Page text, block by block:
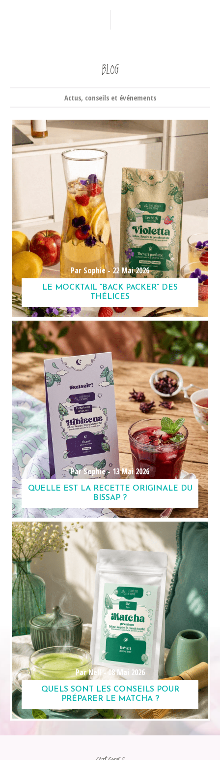
BLOG
Actus, conseils et événements
Par Sophie -22 Mai 2026
LE MOCKTAIL “BACK PACKER” DES
THÉLICES
Par Sophie -13 Mai 2026
QUELLE EST LA RECETTE ORIGINALE DU
BISSAP ?
Par Nell -08 Mai 2026
QUELS SONT LES CONSEILS POUR
PRÉPARER LE MATCHA ?